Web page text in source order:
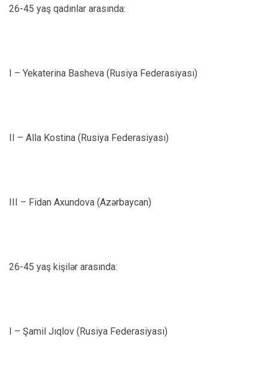
26-45 yaş qadınlar arasında:
I – Yekaterina Basheva (Rusiya Federasiyası)
II – Alla Kostina (Rusiya Federasiyası)
III – Fidan Axundova (Azərbaycan)
26-45 yaş kişilər arasında:
I – Şamil Jıqlov (Rusiya Federasiyası)